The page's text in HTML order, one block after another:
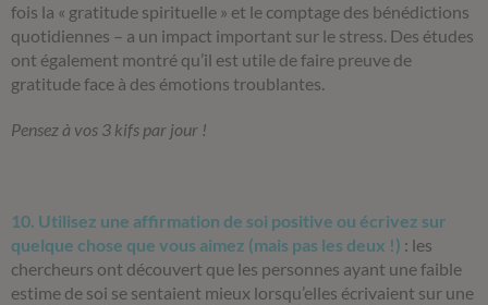
fois la « gratitude spirituelle » et le comptage des bénédictions
quotidiennes – a un impact important sur le stress. Des études
ont également montré qu’il est utile de faire preuve de
gratitude face à des émotions troublantes.
Pensez à vos 3 kifs par jour !
10. Utilisez une affirmation de soi positive ou écrivez sur
quelque chose que vous aimez (mais pas les deux !) : les
chercheurs ont découvert que les personnes ayant une faible
estime de soi se sentaient mieux lorsqu’elles écrivaient sur une